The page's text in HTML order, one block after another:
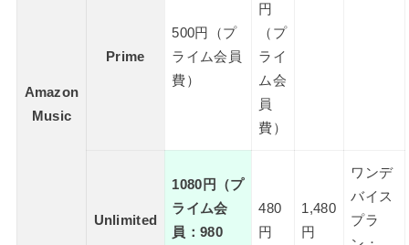
Amazon
Music
Prime
500円（プ
ライム会員
費）
円
（プ
ライ
ム会
員
費）
Unlimited
1080円（プ
ライム会
員：980
480
円
1,480
円
ワンデ
バイス
プラ